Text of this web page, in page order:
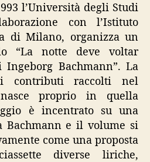
l’Università degli Studi
con l’Istituto
di Milano, organizza un
“La notte deve voltar
Bachmann”. La
contributi raccolti nel
proprio in quella
è incentrato su una
Bachmann e il volume si
come una proposta
diverse liriche,